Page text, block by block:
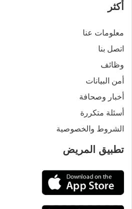
أكثر
معلومات عنا
اتصل بنا
وظائف
أمن البيانات
أخبار وصحافة
أسئلة متكررة
الشروط والخصوصية
تطبيق المريض